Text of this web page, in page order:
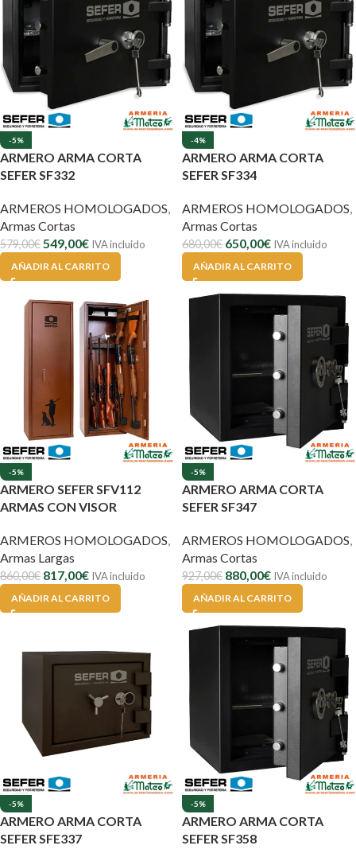
-5%
ARMERO ARMA CORTA
SEFER SF332
ARMEROS HOMOLOGADOS,
Armas Cortas
579,00€549,00€ IVA incluido
AÑADIR AL CARRITO
-4%
ARMERO ARMA CORTA
SEFER SF334
ARMEROS HOMOLOGADOS,
Armas Cortas
680,00€ 650,00€ IVA incluido
AÑADIR AL CARRITO
-5%
ARMERO SEFER SFV112
ARMAS CON VISOR
ARMEROS HOMOLOGADOS,
Armas Largas
860,00€ 817,00€ IVA incluido
AÑADIR AL CARRITO
-5%
ARMERO ARMA CORTA
SEFER SF347
ARMEROS HOMOLOGADOS,
Armas Cortas
927,00€ 880,00€ IVA incluido
AÑADIR AL CARRITO
-5%
ARMERO ARMA CORTA
SEFER SFE337
-5%
ARMERO ARMA CORTA
SEFER SF358